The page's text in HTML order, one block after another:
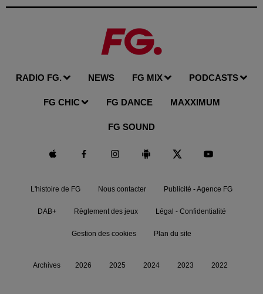
RADIO FG. NEWS FG MIX PODCASTS
FG CHIC FG DANCE MAXXIMUM
FG SOUND
L'histoire de FG Nous contacter Publicité - Agence FG
DAB+ Règlement des jeux Légal - Confidentialité
Gestion des cookies Plan du site
Archives 2026 2025 2024 2023 2022